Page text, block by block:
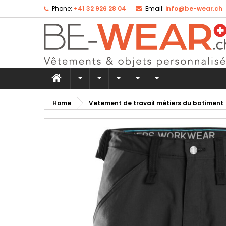
Phone: +41 32 926 28 04 Email: info@be-wear.ch
Home Vetement de travail métiers du batiment